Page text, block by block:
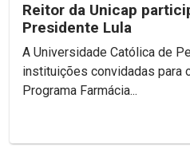
Reitor da Unicap
Presidente Lula
A Universidade Católica de
instituições convidadas para
Programa Farmácia...